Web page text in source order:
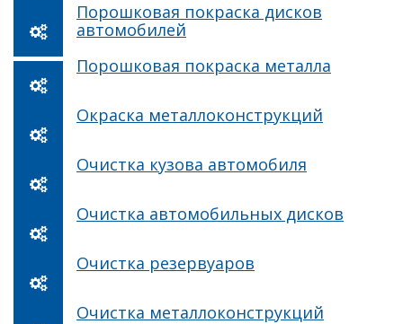
Порошковая покраска дисков
автомобилей
Порошковая покраска металла
Окраска металлоконструкций
Очистка кузова автомобиля
Очистка автомобильных дисков
Очистка резервуаров
Очистка металлоконструкций